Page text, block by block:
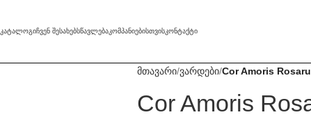
ᲙᲐᲢᲐᲚᲝᲒᲘᲩᲕᲔᲜ ᲨᲔᲡᲐᲮᲔᲑᲡᲬᲐᲕᲚᲔᲑᲐᲙᲝᲛᲞᲐᲜᲘᲔᲑᲘᲡᲗᲕᲘᲡᲙᲝᲜᲢᲐᲥᲢᲘ
მთავარი ვარდები Cor Amoris
Cor Amoris